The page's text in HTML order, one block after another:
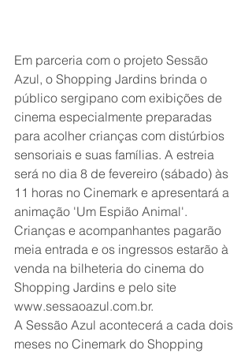
Em parceria com o projeto Sessão
Azul, o Shopping Jardins brinda o
público sergipano com exibições de
cinema especialmente preparadas
para acolher crianças com distúrbios
sensoriais e suas famílias. A estreia
será no dia 8 de fevereiro (sábado) às
11 horas no Cinemark e apresentará a
animação 'Um Espião Animal'.
Crianças e acompanhantes pagarão
meia entrada e os ingressos estarão à
venda na bilheteria do cinema do
Shopping Jardins e pelo site
www.sessaoazul.com.br.
A Sessão Azul acontecerá a cada dois
meses no Cinemark do Shopping